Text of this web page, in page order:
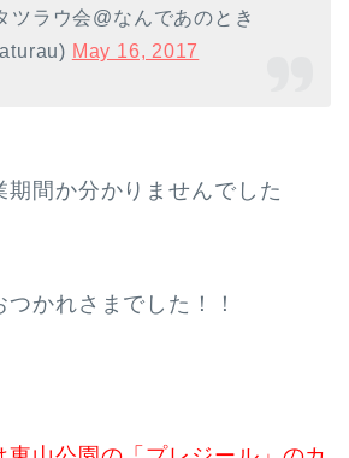
ラウ会@なんであのとき
May 16, 2017
期間か分かりませんでした
つかれさまでした！！